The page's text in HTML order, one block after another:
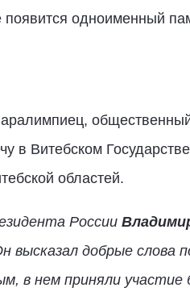
одноименный
в Витебском
областей.
России
высказал добрые слова
в нем приняли участие